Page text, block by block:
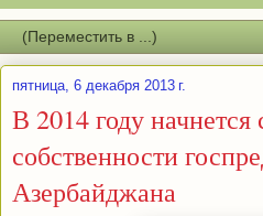
пятница, 6 декабря 2013 г.
В 2014 году
собственности
Азербайджана